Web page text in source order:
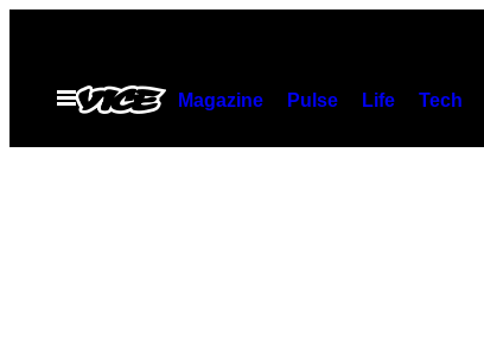
contenido
Abrir
Menú
Magazine Pulse Life Tech